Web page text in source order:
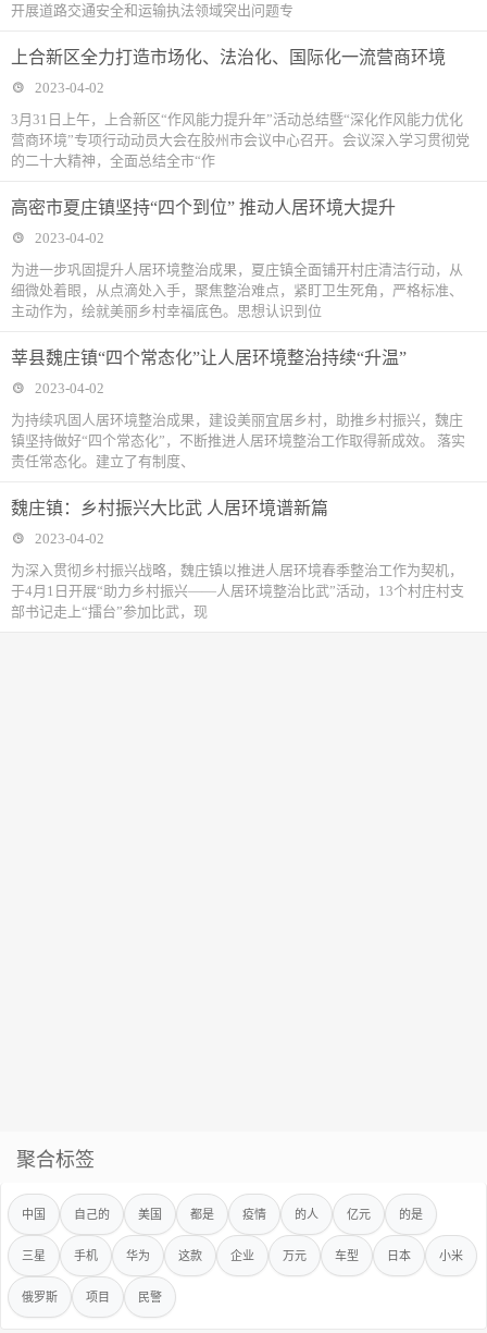
开展道路交通安全和运输执法领域突出问题专
上合新区全力打造市场化、法治化、国际化一流营商环境
2023-04-02
3月31日上午，上合新区“作风能力提升年”活动总结暨“深化作风能力优化
营商环境”专项行动动员大会在胶州市会议中心召开。会议深入学习贯彻党
的二十大精神，全面总结全市“作
高密市夏庄镇坚持“四个到位” 推动人居环境大提升
2023-04-02
为进一步巩固提升人居环境整治成果，夏庄镇全面铺开村庄清洁行动，从
细微处着眼，从点滴处入手，聚焦整治难点，紧盯卫生死角，严格标准、
主动作为，绘就美丽乡村幸福底色。思想认识到位
莘县魏庄镇“四个常态化”让人居环境整治持续“升温”
2023-04-02
为持续巩固人居环境整治成果，建设美丽宜居乡村，助推乡村振兴，魏庄
镇坚持做好“四个常态化”，不断推进人居环境整治工作取得新成效。 落实
责任常态化。建立了有制度、
魏庄镇：乡村振兴大比武 人居环境谱新篇
2023-04-02
为深入贯彻乡村振兴战略，魏庄镇以推进人居环境春季整治工作为契机，
于4月1日开展“助力乡村振兴——人居环境整治比武”活动，13个村庄村支
部书记走上“擂台”参加比武，现
聚合标签
中国 自己的 美国 都是 疫情 的人 亿元 的是
三星 手机 华为 这款 企业 万元 车型 日本 小米
俄罗斯 项目 民警